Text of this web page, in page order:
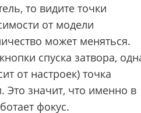
то видите точки
от модели
может меняться.
спуска затвора,
от настроек) точка
Это значит, что именно в
фокус.